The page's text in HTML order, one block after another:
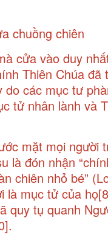
chuồng chiên
cửa vào duy
Thiên Chúa đã
các mục tư
tử nhân lành và
mặt mọi người
là đón nhận
chiên nhỏ bé”
là mục tử của họ
quy tụ quanh
.